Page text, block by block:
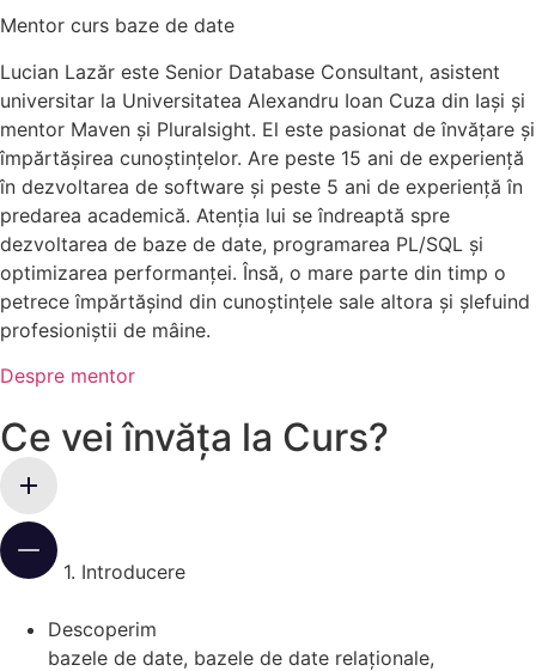
Mentor curs baze de date
Lucian Lazăr este Senior Database Consultant, asistent
universitar la Universitatea Alexandru Ioan Cuza din Iași și
mentor Maven și Pluralsight. El este pasionat de învățare și
împărtășirea cunoștințelor. Are peste 15 ani de experiență
în dezvoltarea de software și peste 5 ani de experiență în
predarea academică. Atenția lui se îndreaptă spre
dezvoltarea de baze de date, programarea PL/SQL și
optimizarea performanței. Însă, o mare parte din timp o
petrece împărtășind din cunoștințele sale altora și șlefuind
profesioniștii de mâine.
Despre mentor
Ce vei învăța la Curs?
1. Introducere
Descoperim
bazele de date, bazele de date relaționale,